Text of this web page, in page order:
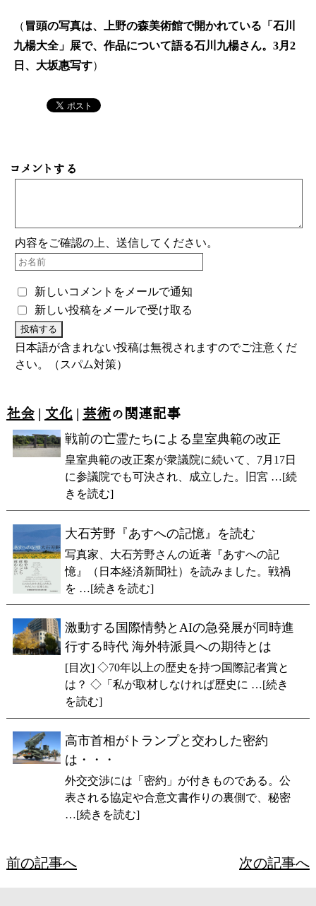
（ 冒頭の写真は、上野の森美術館で開かれている「石川
九楊大全」展で、作品について語る石川九楊さん。3月2
日、大坂惠写す）
コメントする
内容をご確認の上、送信してください。
新しいコメントをメールで通知
新しい投稿をメールで受け取る
日本語が含まれない投稿は無視されますのでご注意くだ
さい。（スパム対策）
社会| 文化 | 芸術の関連記事
戦前の亡霊たちによる皇室典範の改正
皇室典範の改正案が衆議院に続いて、7月17日
に参議院でも可決され、成立した。旧宮 …[続
きを読む]
大石芳野『あすへの記憶』を読む
写真家、大石芳野さんの近著『あすへの記
憶』（日本経済新聞社）を読みました。戦禍
を …[続きを読む]
激動する国際情勢とAIの急発展が同時進
行する時代 海外特派員への期待とは
[目次] ◇70年以上の歴史を持つ国際記者賞と
は？ ◇「私が取材しなければ歴史に …[続き
を読む]
高市首相がトランプと交わした密約
は・・・
外交交渉には「密約」が付きものである。公
表される協定や合意文書作りの裏側で、秘密
…[続きを読む]
前の記事へ 次の記事へ